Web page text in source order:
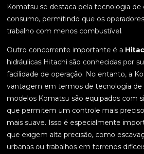
Komatsu se destaca pela tecnologia de
consumo, permitindo que os
trabalho com menos combustível.
Outro concorrente importante é a
hidráulicas Hitachi são conhecidas por
facilidade de operação. No entanto, a
vantagem em termos de tecnologia de
modelos Komatsu são equipados com
que permitem um controle mais
mais suave. Isso é especialmente
que exigem alta precisão, como
urbanas ou trabalhos em terrenos